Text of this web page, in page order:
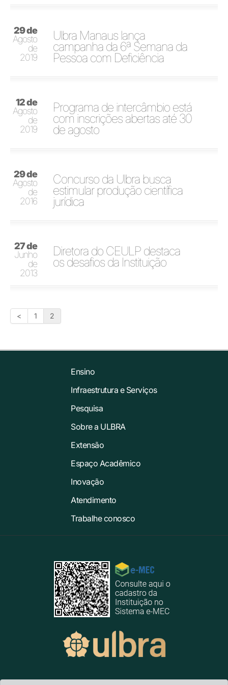
29 de
Agosto
de
2019
Ulbra Manaus lança
campanha da 6ª Semana da
Pessoa com Deficiência
12 de
Agosto
de
2019
Programa de intercâmbio está
com inscrições abertas até 30
de agosto
29 de
Agosto
de
2016
Concurso da Ulbra busca
estimular produção científica
jurídica
27 de
Junho
de
2013
Diretora do CEULP destaca
os desafios da Instituição
< 1 2
Ensino
Infraestrutura e Serviços
Pesquisa
Sobre a ULBRA
Extensão
Espaço Acadêmico
Inovação
Atendimento
Trabalhe conosco